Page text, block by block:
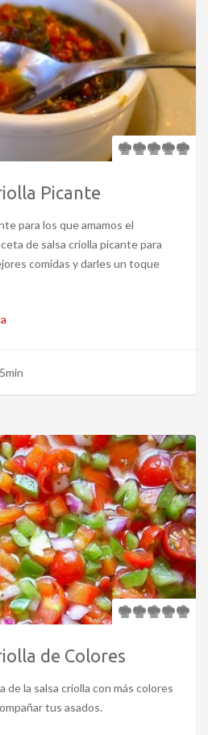
Picante
para los que amamos el
de salsa criolla picante para
comidas y darles un toque
5min
de Colores
de la salsa criolla con más colores
tus asados.